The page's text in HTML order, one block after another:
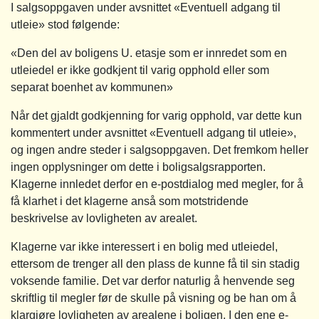
I salgsoppgaven under avsnittet «Eventuell adgang til
utleie» stod følgende:
«Den del av boligens U. etasje som er innredet som en
utleiedel er ikke godkjent til varig opphold eller som
separat boenhet av kommunen»
Når det gjaldt godkjenning for varig opphold, var dette kun
kommentert under avsnittet «Eventuell adgang til utleie»,
og ingen andre steder i salgsoppgaven. Det fremkom heller
ingen opplysninger om dette i boligsalgsrapporten.
Klagerne innledet derfor en e-postdialog med megler, for å
få klarhet i det klagerne anså som motstridende
beskrivelse av lovligheten av arealet.
Klagerne var ikke interessert i en bolig med utleiedel,
ettersom de trenger all den plass de kunne få til sin stadig
voksende familie. Det var derfor naturlig å henvende seg
skriftlig til megler før de skulle på visning og be han om å
klargjøre lovligheten av arealene i boligen. I den ene e-